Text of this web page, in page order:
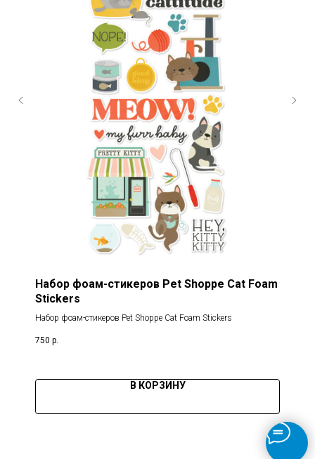
Набор фоам-стикеров Pet Shoppe Cat Foam
Stickers
Набор фоам-стикеров Pet Shoppe Cat Foam Stickers
750 р.
В КОРЗИНУ